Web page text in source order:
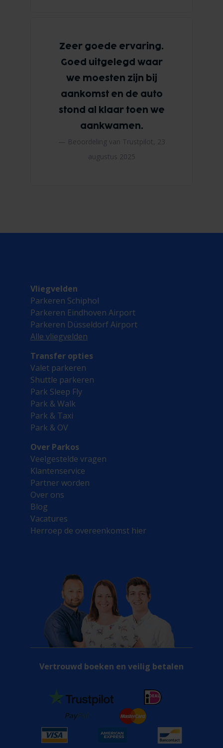
Zeer goede ervaring.
Goed uitgelegd waar
we moesten zijn bij
aankomst en de auto
stond al klaar toen we
aankwamen.
— Beoordeling van Trustpilot, 23
augustus 2025
Vliegvelden
Parkeren Schiphol
Parkeren Eindhoven Airport
Parkeren Düsseldorf Airport
Alle vliegvelden
Transfer opties
Valet parkeren
Shuttle parkeren
Park Sleep Fly
Park & Walk
Park & Taxi
Park & OV
Over Parkos
Veelgestelde vragen
Klantenservice
Partner worden
Over ons
Blog
Vacatures
Herroep de overeenkomst hier
Vertrouwd boeken en veilig betalen